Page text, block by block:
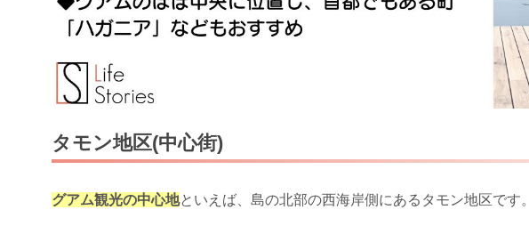
タモン地区(中心街)
グアム観光の中心地といえば、島の北部の西海岸側にあるタモン地区です。